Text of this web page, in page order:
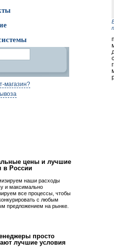
магазин?
цены и лучшие
в России
наши расходы
и максимально
все процессы, чтобы
с любым
предложением на рынке.
просто
лучшие условия